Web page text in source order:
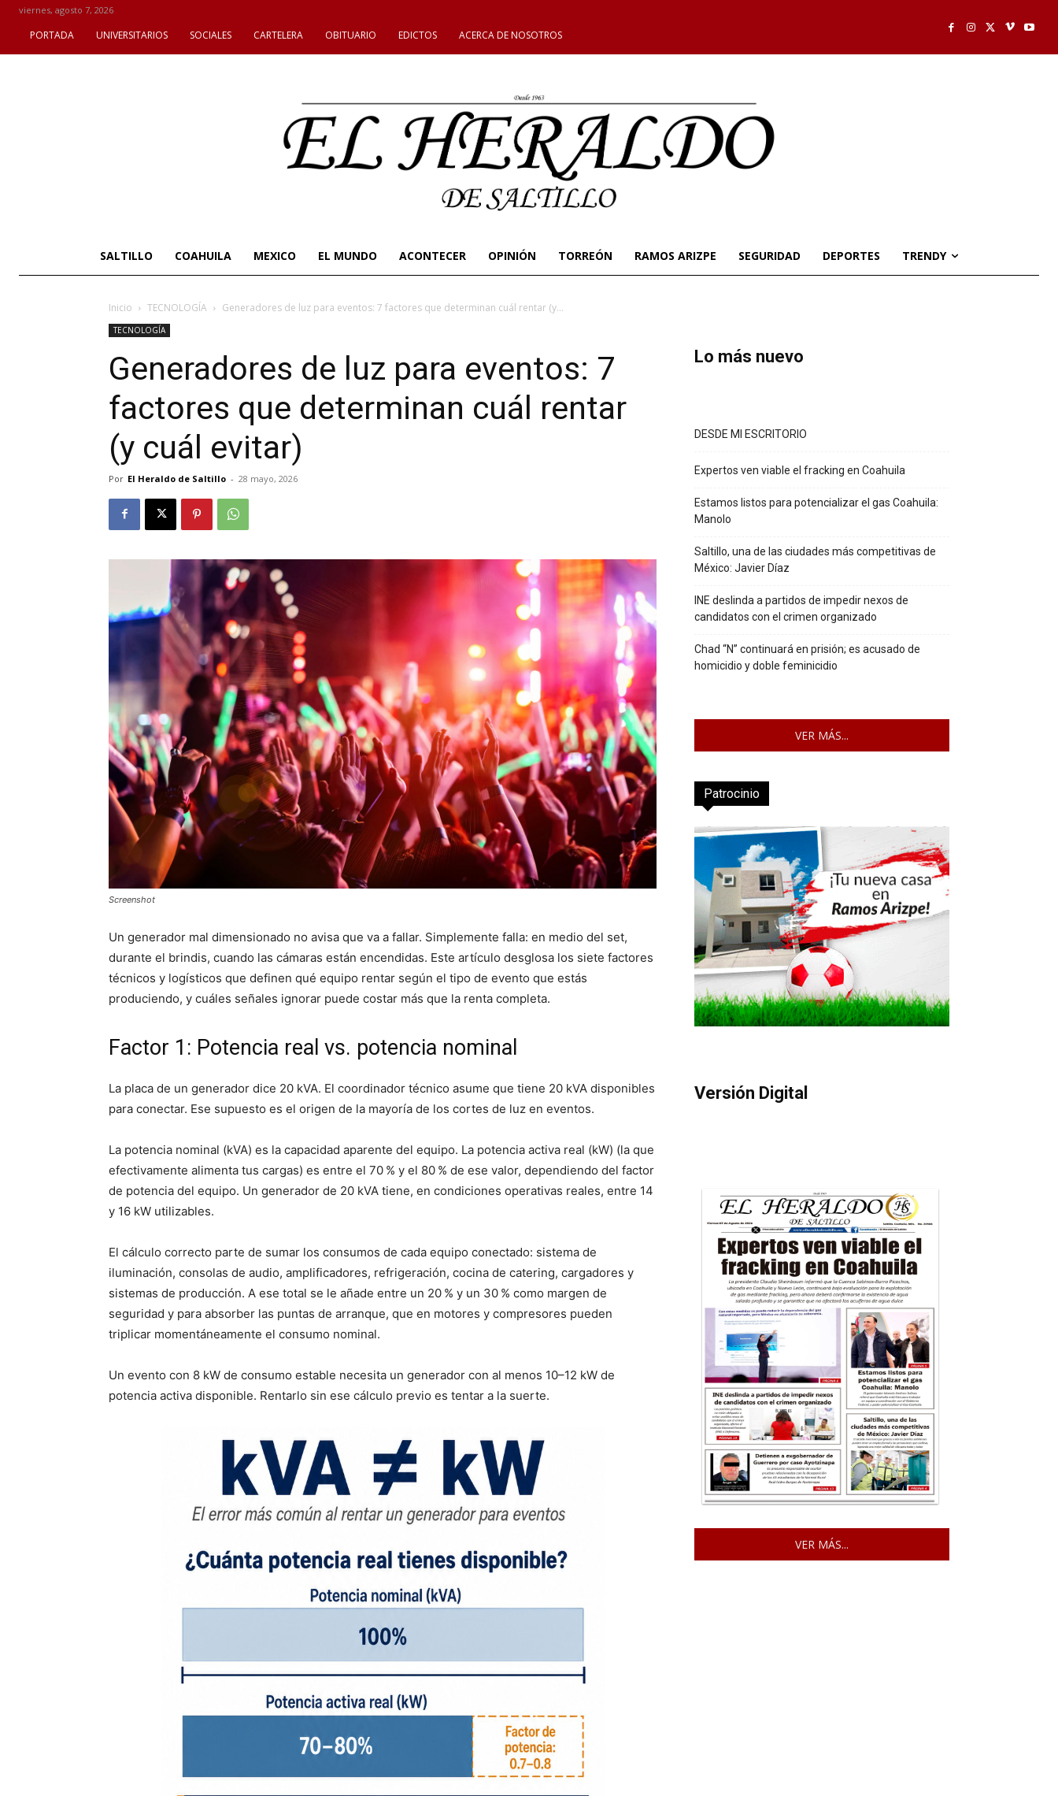
viernes, agosto 7, 2026
PORTADA UNIVERSITARIOS SOCIALES CARTELERA OBITUARIO EDICTOS ACERCA DE NOSOTROS
SALTILLO COAHUILA MEXICO EL MUNDO ACONTECER OPINIÓN TORREÓN RAMOS ARIZPE SEGURIDAD DEPORTES TRENDY
Inicio TECNOLOGÍA Generadores de luz para eventos: 7 factores que determinan cuál rentar (y...
TECNOLOGÍA
Generadores de luz para eventos: 7
factores que determinan cuál rentar
(y cuál evitar)
Por El Heraldo de Saltillo - 28 mayo, 2026
Screenshot
Un generador mal dimensionado no avisa que va a fallar. Simplemente falla: en medio del set,
durante el brindis, cuando las cámaras están encendidas. Este artículo desglosa los siete factores
técnicos y logísticos que definen qué equipo rentar según el tipo de evento que estás
produciendo, y cuáles señales ignorar puede costar más que la renta completa.
Factor 1: Potencia real vs. potencia nominal
La placa de un generador dice 20 kVA. El coordinador técnico asume que tiene 20 kVA disponibles
para conectar. Ese supuesto es el origen de la mayoría de los cortes de luz en eventos.
La potencia nominal (kVA) es la capacidad aparente del equipo. La potencia activa real (kW) (la que
efectivamente alimenta tus cargas) es entre el 70 % y el 80 % de ese valor, dependiendo del factor
de potencia del equipo. Un generador de 20 kVA tiene, en condiciones operativas reales, entre 14
y 16 kW utilizables.
El cálculo correcto parte de sumar los consumos de cada equipo conectado: sistema de
iluminación, consolas de audio, amplificadores, refrigeración, cocina de catering, cargadores y
sistemas de producción. A ese total se le añade entre un 20 % y un 30 % como margen de
seguridad y para absorber las puntas de arranque, que en motores y compresores pueden
triplicar momentáneamente el consumo nominal.
Un evento con 8 kW de consumo estable necesita un generador con al menos 10–12 kW de
potencia activa disponible. Rentarlo sin ese cálculo previo es tentar a la suerte.
Lo más nuevo
DESDE MI ESCRITORIO
Expertos ven viable el fracking en Coahuila
Estamos listos para potencializar el gas Coahuila:
Manolo
Saltillo, una de las ciudades más competitivas de
México: Javier Díaz
INE deslinda a partidos de impedir nexos de
candidatos con el crimen organizado
Chad “N” continuará en prisión; es acusado de
homicidio y doble feminicidio
VER MÁS...
Patrocinio
Versión Digital
VER MÁS...